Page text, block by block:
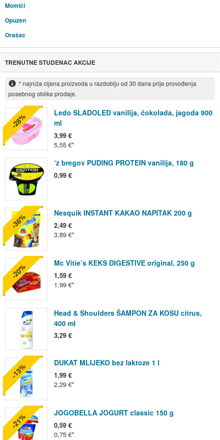
Momići
Opuzen
Orašac
TRENUTNE STUDENAC AKCIJE
* najniža cijena proizvoda u razdoblju od 30 dana prije provođenja
posebnog oblika prodaje.
Ledo SLADOLED vanilija, čokolada, jagoda 900
ml
3,99 €
5,55 €
-28%
‘z bregov PUDING PROTEIN vanilija, 180 g
0,99 €
Nesquik INSTANT KAKAO NAPITAK 200 g
2,49 €
3,89 €
-36%
Mc Vitie’s KEKS DIGESTIVE original, 250 g
1,59 €
1,99 €
-20%
Head & Shoulders ŠAMPON ZA KOSU citrus,
400 ml
3,29 €
DUKAT MLIJEKO bez laktoze 1 l
1,99 €
2,29 €
-13%
JOGOBELLA JOGURT classic 150 g
0,59 €
0,75 €
-21%